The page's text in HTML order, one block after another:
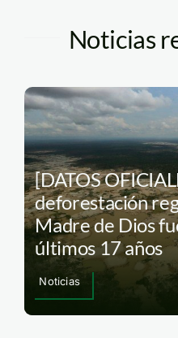
Noticias
[DATOS
deforestación
Madre de Dios
últimos 17 años
Noticias